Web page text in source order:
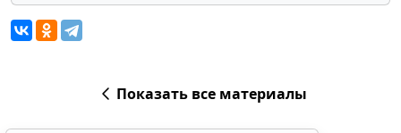
Показать все материалы